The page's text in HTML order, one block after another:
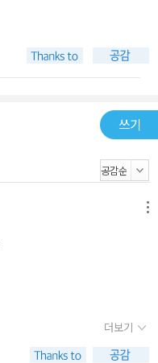
쓰기
더보기